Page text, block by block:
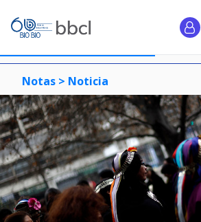
Notas > Noticia